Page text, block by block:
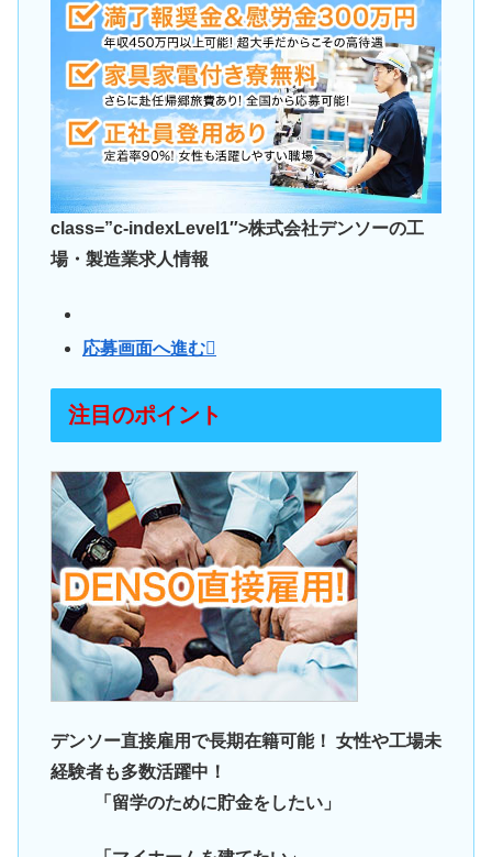
class=”c-indexLevel1″>株式会社デンソーの工
場・製造業求人情報
応募画面へ進む
注目のポイント
デンソー直接雇用で長期在籍可能！ 女性や工場未
経験者も多数活躍中！
「留学のために貯金をしたい」